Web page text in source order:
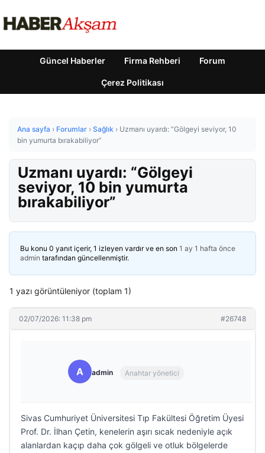
Güncel Haberler Firma Rehberi Forum
Çerez Politikası
Ana sayfa › Forumlar › Sağlık › Uzmanı uyardı: “Gölgeyi seviyor, 10
bin yumurta bırakabiliyor”
Uzmanı uyardı: “Gölgeyi
seviyor, 10 bin yumurta
bırakabiliyor”
Bu konu 0 yanıt içerir, 1 izleyen vardır ve en son 1 ay 1 hafta önce
admin tarafından güncellenmiştir.
1 yazı görüntüleniyor (toplam 1)
02/07/2026: 11:38 pm #26748
A admin Anahtar yönetici
Sivas Cumhuriyet Üniversitesi Tıp Fakültesi Öğretim Üyesi
Prof. Dr. İlhan Çetin, kenelerin aşırı sıcak nedeniyle açık
alanlardan kaçıp daha çok gölgeli ve otluk bölgelerde